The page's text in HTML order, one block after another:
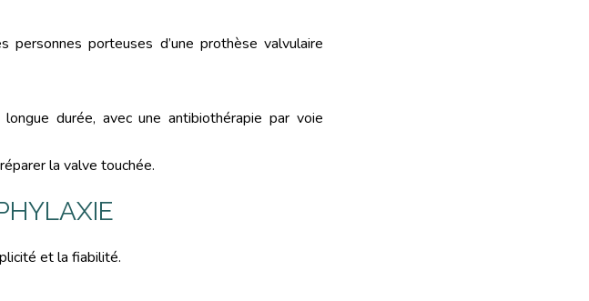
porteuses d’une prothèse valvulaire
durée, avec une antibiothérapie par voie
la valve touchée.
et la fiabilité.